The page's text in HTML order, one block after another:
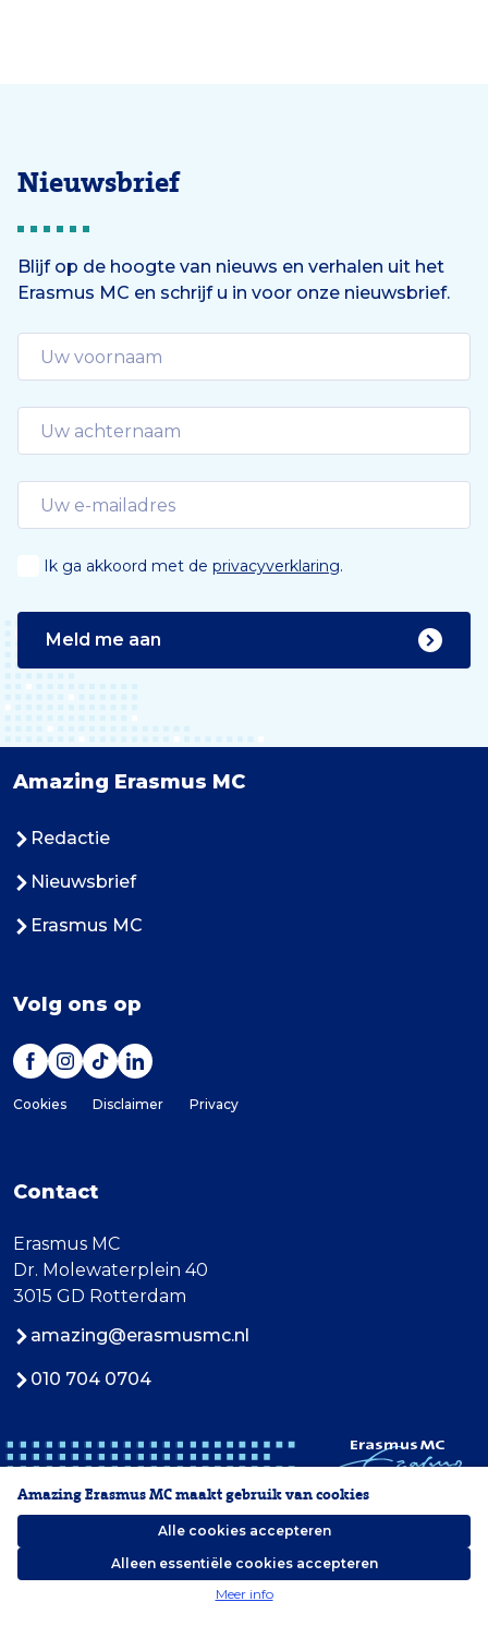
Nieuwsbrief
Blijf op de hoogte van nieuws en verhalen uit het
Erasmus MC en schrijf u in voor onze nieuwsbrief.
Ik ga akkoord met de privacyverklaring.
Meld me aan
Amazing Erasmus MC
Redactie
Nieuwsbrief
Erasmus MC
Volg ons op
Cookies Disclaimer Privacy
Contact
Erasmus MC
Dr. Molewaterplein 40
3015 GD Rotterdam
amazing@erasmusmc.nl
010 704 0704
2026 Erasmus MC
Amazing Erasmus MC maakt gebruik van cookies
Alle cookies accepteren
Alleen essentiële cookies accepteren
Meer info